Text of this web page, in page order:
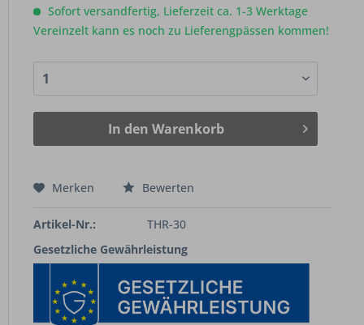
Sofort versandfertig, Lieferzeit ca. 1-3 Werktage
Vereinzelt kann es noch zu Lieferengpässen kommen!
In den Warenkorb
Merken Bewerten
Artikel-Nr.:
THR-30
Gesetzliche Gewährleistung